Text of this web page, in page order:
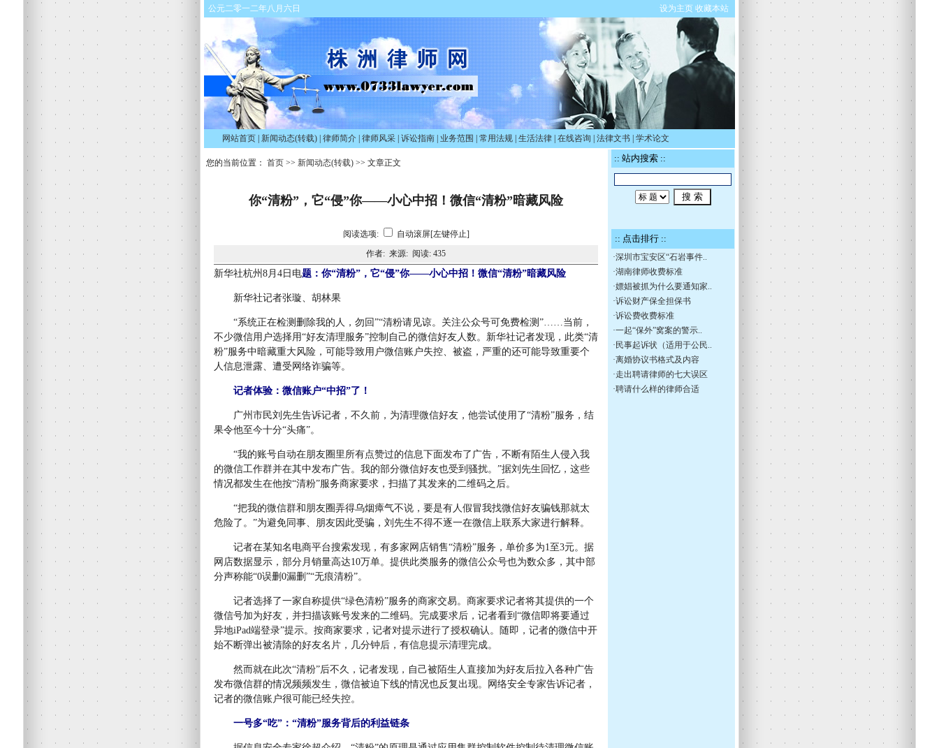
公元二零一二年八月六日 设为主页 收藏本站
网站首页 新闻动态(转载) 律师简介 律师风采 诉讼指南 业务范围 常用法规 生活法律 在线咨询 法律文书 学术论文
您的当前位置： 首页 >> 新闻动态(转载) >> 文章正文
你“清粉”，它“侵”你——小心中招！微信“清粉”暗藏风险
阅读选项:
自动滚屏[左键停止]
作者: 来源: 阅读: 435
新华社杭州8月4日电题：你“清粉”，它“侵”你——小心中招！微信“清粉”暗藏风险
新华社记者张璇、胡林果
“系统正在检测删除我的人，勿回”“清粉请见谅。关注公众号可免费检测”……当前，
不少微信用户选择用“好友清理服务”控制自己的微信好友人数。新华社记者发现，此类“清
粉”服务中暗藏重大风险，可能导致用户微信账户失控、被盗，严重的还可能导致重要个
人信息泄露、遭受网络诈骗等。
记者体验：微信账户“中招”了！
广州市民刘先生告诉记者，不久前，为清理微信好友，他尝试使用了“清粉”服务，结
果令他至今十分“头痛”。
“我的账号自动在朋友圈里所有点赞过的信息下面发布了广告，不断有陌生人侵入我
的微信工作群并在其中发布广告。我的部分微信好友也受到骚扰。”据刘先生回忆，这些
情况都发生在他按“清粉”服务商家要求，扫描了其发来的二维码之后。
“把我的微信群和朋友圈弄得乌烟瘴气不说，要是有人假冒我找微信好友骗钱那就太
危险了。”为避免同事、朋友因此受骗，刘先生不得不逐一在微信上联系大家进行解释。
记者在某知名电商平台搜索发现，有多家网店销售“清粉”服务，单价多为1至3元。据
网店数据显示，部分月销量高达10万单。提供此类服务的微信公众号也为数众多，其中部
分声称能“0误删0漏删”“无痕清粉”。
记者选择了一家自称提供“绿色清粉”服务的商家交易。商家要求记者将其提供的一个
微信号加为好友，并扫描该账号发来的二维码。完成要求后，记者看到“微信即将要通过
异地iPad端登录”提示。按商家要求，记者对提示进行了授权确认。随即，记者的微信中开
始不断弹出被清除的好友名片，几分钟后，有信息提示清理完成。
然而就在此次“清粉”后不久，记者发现，自己被陌生人直接加为好友后拉入各种广告
发布微信群的情况频频发生，微信被迫下线的情况也反复出现。网络安全专家告诉记者，
记者的微信账户很可能已经失控。
一号多“吃”：“清粉”服务背后的利益链条
:: 站内搜索 ::
:: 点击排行 ::
·深圳市宝安区“石岩事件..
·湖南律师收费标准
·嫖娼被抓为什么要通知家..
·诉讼财产保全担保书
·诉讼费收费标准
·一起“保外”窝案的警示..
· 民事起诉状（适用于公民..
·离婚协议书格式及内容
·走出聘请律师的七大误区
·聘请什么样的律师合适